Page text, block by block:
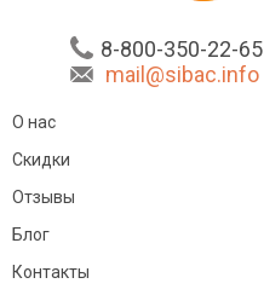
8-800-350-22-65
mail@sibac.info
О нас
Скидки
Отзывы
Блог
Контакты